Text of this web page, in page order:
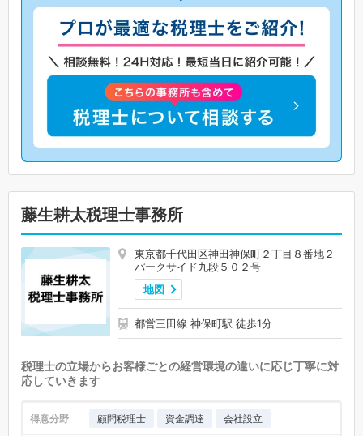
藤生耕太税理士事務所
東京都千代田区神田神保町２丁目８番地２
パークサイド九段５０２号
地図
都営三田線 神保町駅 徒歩1分
税理士の立場からお客様ごとの経営環境の違いに応じ丁寧に対
応していきます
得意分野 顧問税理士 資金調達 会社設立